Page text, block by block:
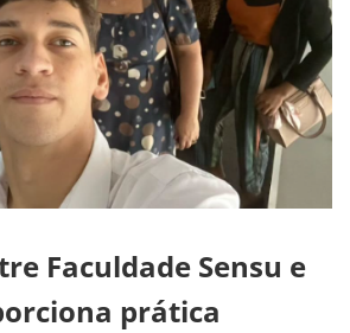
Faculdade Sensu e
prática